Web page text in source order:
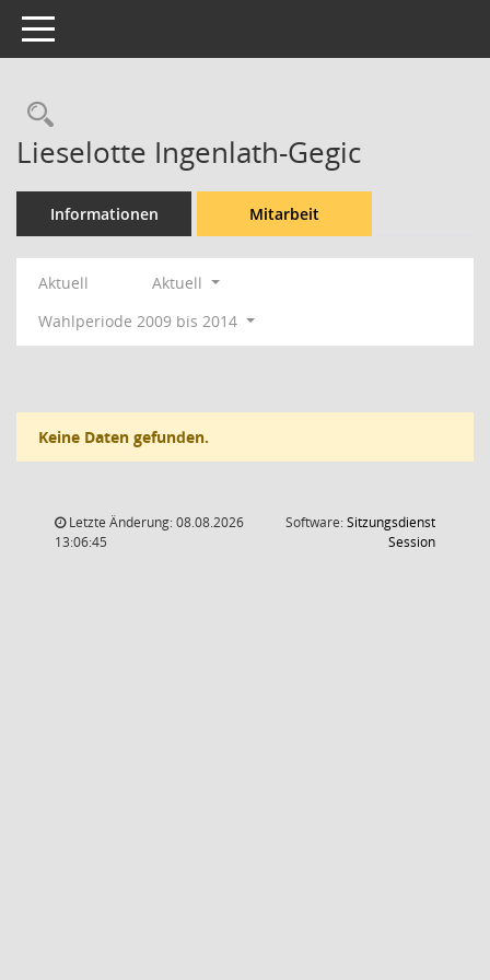
Toggle navigation
Rechercheauswahl
Lieselotte Ingenlath-Gegic
Informationen Mitarbeit
Aktuell
Aktuell
Wahlperiode 2009 bis 2014
Keine Daten gefunden.
Letzte Änderung: 08.08.2026
13:06:45
Software:Sitzungsdienst
Session(Wird in